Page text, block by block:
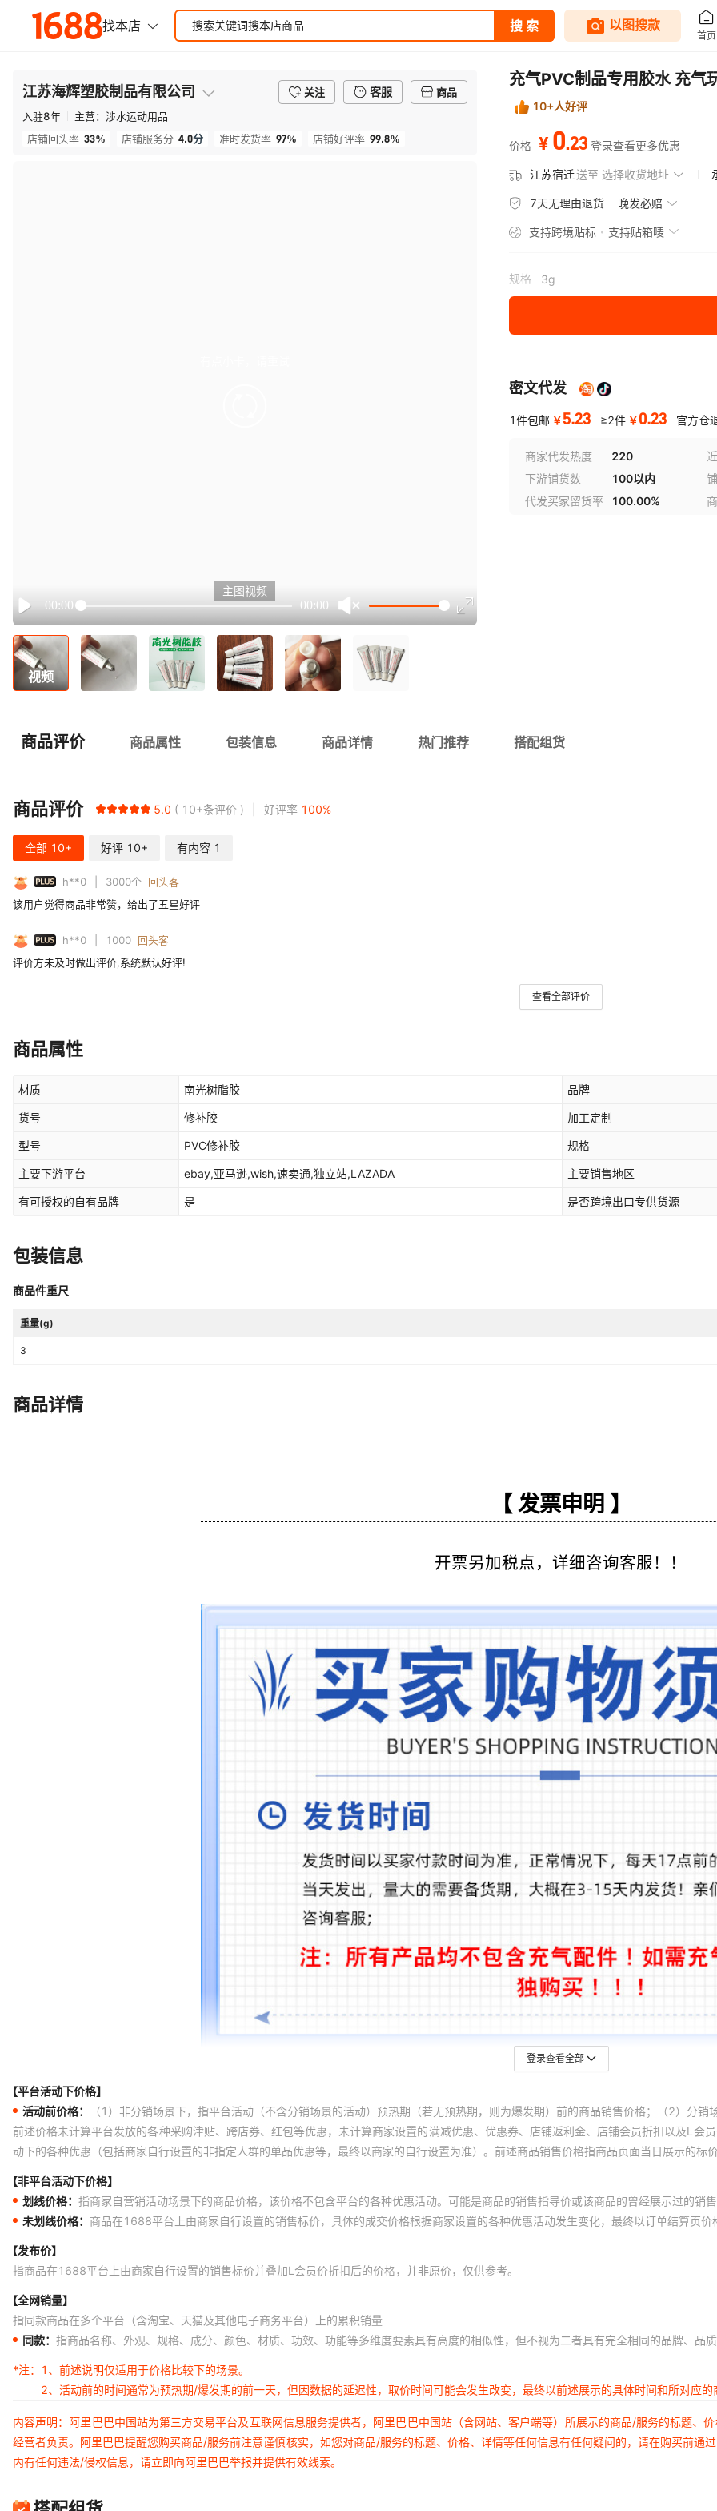
江苏海辉塑胶制品有限公司 关注 客服
商品
入驻8年 主营： 涉水运动用品
店铺回头率 33% 店铺服务分 4.0分 准时发货率 97% 店铺好评率 99.8%
Play
00:00 00:00
主图视频
视频
充气PVC制品专用胶水 充气
10+人好评
价格 ¥ 0.23 登录查看更多优惠
江苏宿迁送至 选择收货地址
7天无理由退货 晚发必赔
支持跨境贴标 支持贴箱唛
规格 3g
密文代发
1件包邮 ￥5.23 ≥2件 ￥0.23 官方仓
商家代发热度 220
下游铺货数
100以内
代发买家留货率
100.00%
商品评价 商品属性 包装信息 商品详情 热门推荐 搭配组货
商品评价 5.0 10+条评价 好评率 100%
全部 10+ 好评 10+ 有内容 1
PLUS h**0 3000个 回头客
该用户觉得商品非常赞，给出了五星好评
PLUS h**0 1000 回头客
评价方未及时做出评价,系统默认好评!
查看全部评价
商品属性
材质 南光树脂胶 品牌
货号 修补胶 加工定制
型号 PVC修补胶 规格
主要下游平台 ebay,亚马逊,wish,速卖通,独立站,LAZADA 主要销售地区
有可授权的自有品牌 是 是否跨境出口专供货源
包装信息
商品件重尺
重量(g)
3
商品详情
登录查看全部
【平台活动下价格】
活动前价格：
（1）非分销场景下，指平台活动（不含分销场景的活动）预热期（若无预热期，则为爆发期）前的商品销售价格；（2）分
前述价格未计算平台发放的各种采购津贴、跨店券、红包等优惠，未计算商家设置的满减优惠、优惠券、店铺返利金、店铺会员折扣以及L会
动下的各种优惠（包括商家自行设置的非指定人群的单品优惠等，最终以商家的自行设置为准）。前述商品销售价格指商品页面当日展示的
【非平台活动下价格】
划线价格： 指商家自营销活动场景下的商品价格，该价格不包含平台的各种优惠活动。可能是商品的销售指导价或该商品的曾经展示过的销
未划线价格： 商品在1688平台上由商家自行设置的销售标价，具体的成交价格根据商家设置的各种优惠活动发生变化，最终以订单结算页价
【发布价】
指商品在1688平台上由商家自行设置的销售标价并叠加L会员价折扣后的价格，并非原价，仅供参考。
【全网销量】
指同款商品在多个平台（含淘宝、天猫及其他电子商务平台）上的累积销量
同款： 指商品名称、外观、规格、成分、颜色、材质、功效、功能等多维度要素具有高度的相似性，但不视为二者具有完全相同的品牌、品
*注：
1、前述说明仅适用于价格比较下的场景。
2、活动前的时间通常为预热期/爆发期的前一天，但因数据的延迟性，取价时间可能会发生改变，最终以前述展示的具体时间和所对应的
内容声明：阿里巴巴中国站为第三方交易平台及互联网信息服务提供者，阿里巴巴中国站（含网站、客户端等）所展示的商品/服务的标题、
经营者负责。阿里巴巴提醒您购买商品/服务前注意谨慎核实，如您对商品/服务的标题、价格、详情等任何信息有任何疑问的，请在购买前通
内有任何违法/侵权信息，请立即向阿里巴巴举报并提供有效线索。